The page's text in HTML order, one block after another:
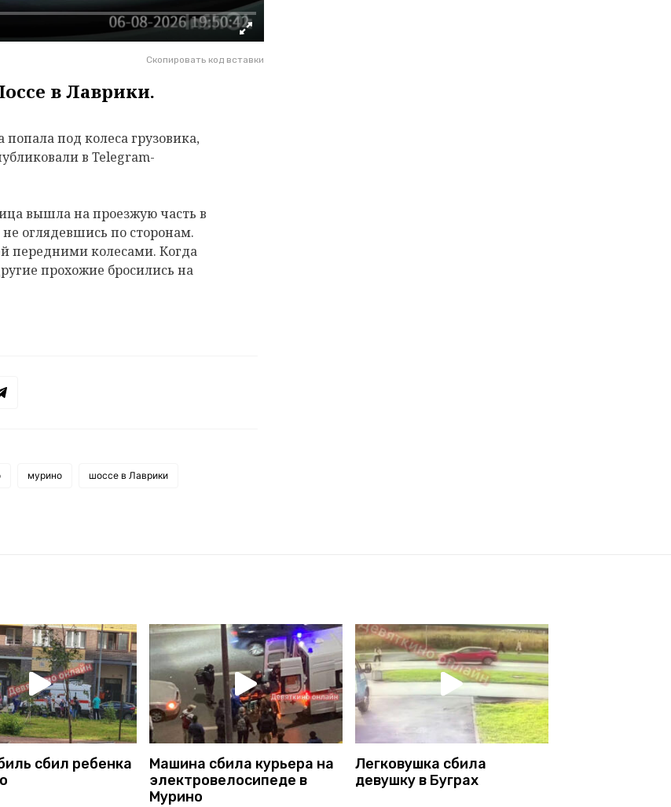
Скопировать код вставки
в Лаврики.
под колеса грузовика,
в Telegram-
вышла на проезжую часть в
оглядевшись по сторонам.
передними колесами. Когда
прохожие бросились на
мурино шоссе в Лаврики
сбил ребенка
Машина сбила курьера на
электровелосипеде в
Мурино
Легковушка сбила
девушку в Буграх